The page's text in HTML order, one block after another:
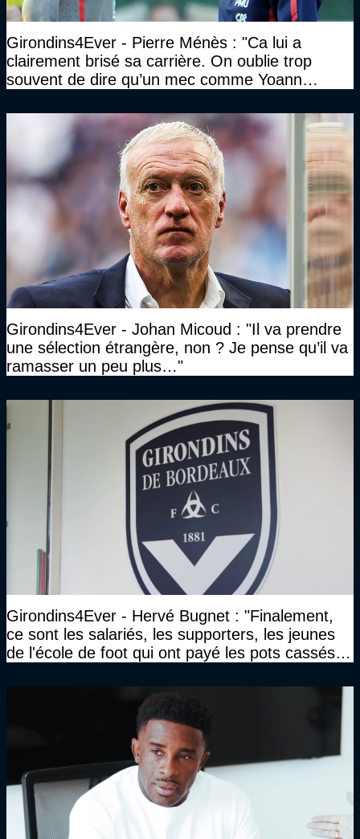
Girondins4Ever - Pierre Ménès : "Ca lui a
clairement brisé sa carrière. On oublie trop
souvent de dire qu’un mec comme Yoann
Girondins4Ever - Johan Micoud : "Il va prendre
une sélection étrangère, non ? Je pense qu’il va
ramasser un peu plus…"
Girondins4Ever - Hervé Bugnet : "Finalement,
ce sont les salariés, les supporters, les jeunes
de l'école de foot qui ont payé les pots cassés